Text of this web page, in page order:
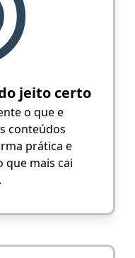
jeito certo
o que e
conteúdos
prática e
que mais cai